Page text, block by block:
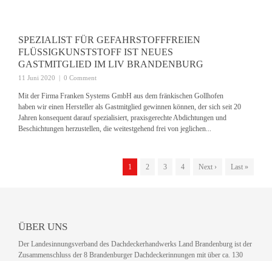
SPEZIALIST FÜR GEFAHRSTOFFFREIEN
FLÜSSIGKUNSTSTOFF IST NEUES
GASTMITGLIED IM LIV BRANDENBURG
11 Juni 2020 | 0 Comment
Mit der Firma Franken Systems GmbH aus dem fränkischen Gollhofen
haben wir einen Hersteller als Gastmitglied gewinnen können, der sich seit 20
Jahren konsequent darauf spezialisiert, praxisgerechte Abdichtungen und
Beschichtungen herzustellen, die weitestgehend frei von jeglichen...
1 2 3 4 Next › Last »
ÜBER UNS
Der Landesinnungsverband des Dachdeckerhandwerks Land Brandenburg ist der
Zusammenschluss der 8 Brandenburger Dachdeckerinnungen mit über ca. 130